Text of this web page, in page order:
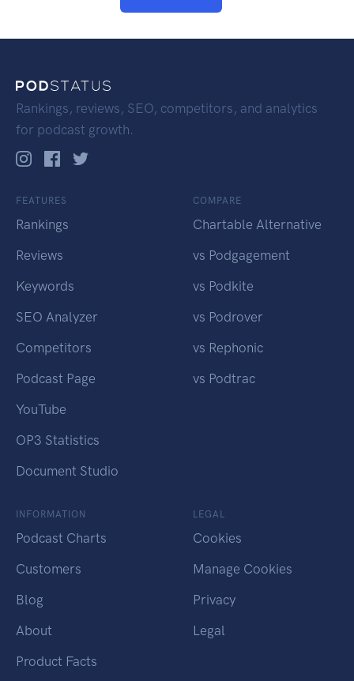
Rankings, reviews, SEO, competitors, and analytics
for podcast growth.
FEATURES
Rankings
Reviews
Keywords
SEO Analyzer
Competitors
Podcast Page
YouTube
OP3 Statistics
Document Studio
COMPARE
Chartable Alternative
vs Podgagement
vs Podkite
vs Podrover
vs Rephonic
vs Podtrac
INFORMATION
Podcast Charts
Customers
Blog
About
Product Facts
LEGAL
Cookies
Manage Cookies
Privacy
Legal